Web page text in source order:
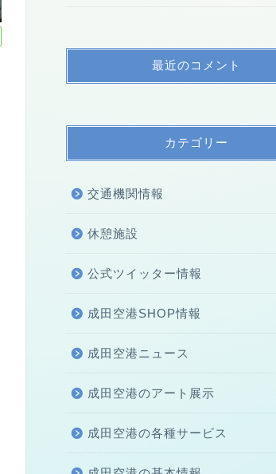
最近のコメント
カテゴリー
交通機関情報
休憩施設
公式ツイッター情報
成田空港SHOP情報
成田空港ニュース
成田空港のアート展示
成田空港の各種サービス